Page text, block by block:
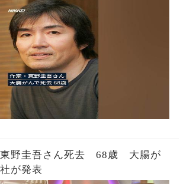
東野圭吾さん死去 68歳 大腸が
が発表